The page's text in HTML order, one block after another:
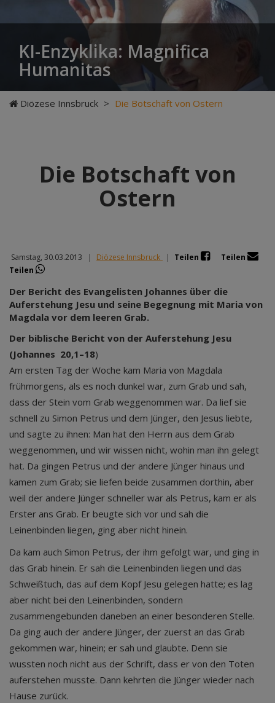
KI-Enzyklika: Magnifica
Humanitas
Diözese Innsbruck > Die Botschaft von Ostern
Die Botschaft von
Ostern
Samstag, 30.03.2013 | Diözese Innsbruck | Teilen
Teilen
Teilen
Der Bericht des Evangelisten Johannes über die
Auferstehung Jesu und seine Begegnung mit Maria von
Magdala vor dem leeren Grab.
Der biblische Bericht von der Auferstehung Jesu
(Johannes 20,1–18)
Am ersten Tag der Woche kam Maria von Magdala
frühmorgens, als es noch dunkel war, zum Grab und sah,
dass der Stein vom Grab weggenommen war. Da lief sie
schnell zu Simon Petrus und dem Jünger, den Jesus liebte,
und sagte zu ihnen: Man hat den Herrn aus dem Grab
weggenommen, und wir wissen nicht, wohin man ihn gelegt
hat. Da gingen Petrus und der andere Jünger hinaus und
kamen zum Grab; sie liefen beide zusammen dorthin, aber
weil der andere Jünger schneller war als Petrus, kam er als
Erster ans Grab. Er beugte sich vor und sah die
Leinenbinden liegen, ging aber nicht hinein.
Da kam auch Simon Petrus, der ihm gefolgt war, und ging in
das Grab hinein. Er sah die Leinenbinden liegen und das
Schweißtuch, das auf dem Kopf Jesu gelegen hatte; es lag
aber nicht bei den Leinenbinden, sondern
zusammengebunden daneben an einer besonderen Stelle.
Da ging auch der andere Jünger, der zuerst an das Grab
gekommen war, hinein; er sah und glaubte. Denn sie
wussten noch nicht aus der Schrift, dass er von den Toten
auferstehen musste. Dann kehrten die Jünger wieder nach
Hause zurück.